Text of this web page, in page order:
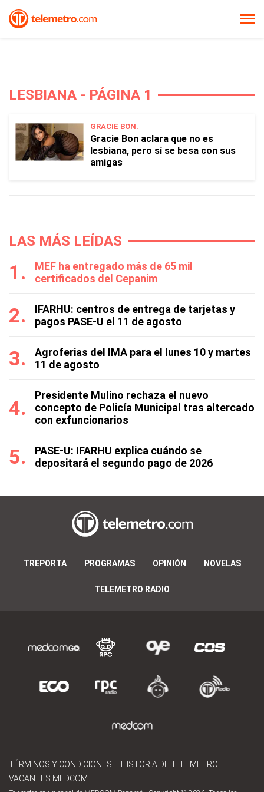
LESBIANA - PÁGINA 1
GRACIE BON.
Gracie Bon aclara que no es
lesbiana, pero sí se besa con sus
amigas
LAS MÁS LEÍDAS
MEF ha entregado más de 65 mil
certificados del Cepanim
IFARHU: centros de entrega de tarjetas y
pagos PASE-U el 11 de agosto
Agroferias del IMA para el lunes 10 y martes
11 de agosto
Presidente Mulino rechaza el nuevo
concepto de Policía Municipal tras altercado
con exfuncionarios
PASE-U: IFARHU explica cuándo se
depositará el segundo pago de 2026
TREPORTA PROGRAMAS OPINIÓN NOVELAS
TELEMETRO RADIO
TÉRMINOS Y CONDICIONES
HISTORIA DE TELEMETRO
VACANTES MEDCOM